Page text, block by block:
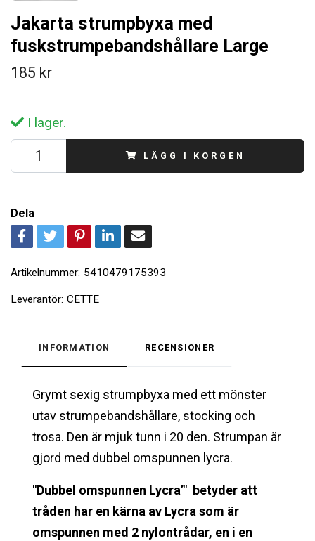
Jakarta strumpbyxa med
fuskstrumpebandshållare Large
185 kr
I lager.
LÄGG I KORGEN
Dela
Artikelnummer: 5410479175393
Leverantör: CETTE
INFORMATION RECENSIONER
Grymt sexig strumpbyxa med ett mönster
utav strumpebandshållare, stocking och
trosa. Den är mjuk tunn i 20 den. Strumpan är
gjord med dubbel omspunnen lycra.
"Dubbel omspunnen Lycra’" betyder att
tråden har en kärna av Lycra som är
omspunnen med 2 nylontrådar, en i en